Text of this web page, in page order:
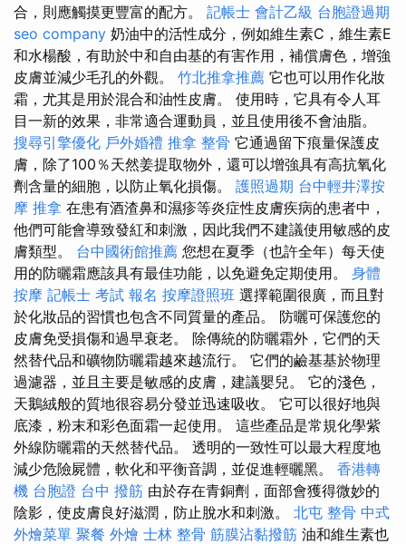
合，則應觸摸更豐富的配方。 記帳士 會計乙級 台胞證過期
seo company 奶油中的活性成分，例如維生素C，維生素E
和水楊酸，有助於中和自由基的有害作用，補償膚色，增強
皮膚並減少毛孔的外觀。 竹北推拿推薦 它也可以用作化妝
霜，尤其是用於混合和油性皮膚。 使用時，它具有令人耳
目一新的效果，非常適合運動員，並且使用後不會油脂。
搜尋引擎優化 戶外婚禮 推拿 整骨 它通過留下痕量保護皮
膚，除了100％天然姜提取物外，還可以增強具有高抗氧化
劑含量的細胞，以防止氧化損傷。 護照過期 台中輕井澤按
摩 推拿 在患有酒渣鼻和濕疹等炎症性皮膚疾病的患者中，
他們可能會導致發紅和刺激，因此我們不建議使用敏感的皮
膚類型。 台中國術館推薦 您想在夏季（也許全年）每天使
用的防曬霜應該具有最佳功能，以免避免定期使用。 身體
按摩 記帳士 考試 報名 按摩證照班 選擇範圍很廣，而且對
於化妝品的習慣也包含不同質量的產品。 防曬可保護您的
皮膚免受損傷和過早衰老。 除傳統的防曬霜外，它們的天
然替代品和礦物防曬霜越來越流行。 它們的鹼基基於物理
過濾器，並且主要是敏感的皮膚，建議嬰兒。 它的淺色，
天鵝絨般的質地很容易分發並迅速吸收。 它可以很好地與
底漆，粉末和彩色面霜一起使用。 這些產品是常規化學紫
外線防曬霜的天然替代品。 透明的一致性可以最大程度地
減少危險屍體，軟化和平衡音調，並促進輕曬黑。 香港轉
機 台胞證 台中 撥筋 由於存在青銅劑，面部會獲得微妙的
陰影，使皮膚良好滋潤，防止脫水和刺激。 北屯 整骨 中式
外燴菜單 聚餐 外燴 士林 整骨 筋膜沾黏撥筋 油和維生素也